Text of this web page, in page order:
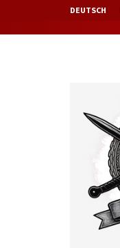
DEUTSCH